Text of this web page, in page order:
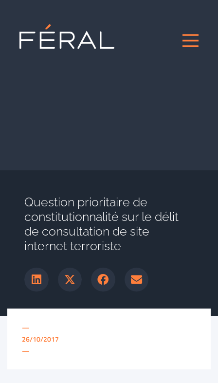
Question prioritaire de
constitutionnalité sur le délit
de consultation de site
internet terroriste
—
26/10/2017
—